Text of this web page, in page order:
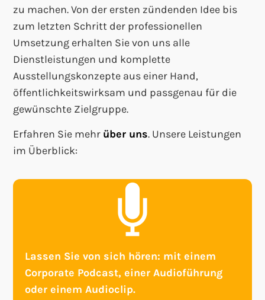
zu machen. Von der ersten zündenden Idee bis
zum letzten Schritt der professionellen
Umsetzung erhalten Sie von uns alle
Dienstleistungen und komplette
Ausstellungskonzepte aus einer Hand,
öffentlichkeitswirksam und passgenau für die
gewünschte Zielgruppe.
Erfahren Sie mehr über uns. Unsere Leistungen
im Überblick:
Lassen Sie von sich hören: mit einem
Corporate Podcast, einer Audioführung
oder einem Audioclip.